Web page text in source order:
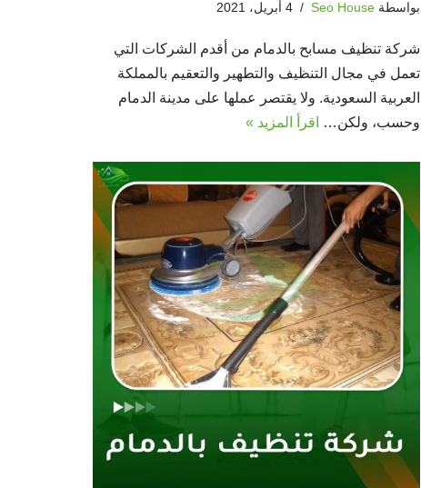
بواسطة Seo House 4 أبريل، 2021
شركة تنظيف مسابح بالدمام من أقدم الشركات التي
تعمل في مجال التنظيف والتطهير والتعقيم بالمملكة
العربية السعودية. ولا يقتصر عملها على مدينة الدمام
وحسب، ولكن…
اقرأ المزيد »